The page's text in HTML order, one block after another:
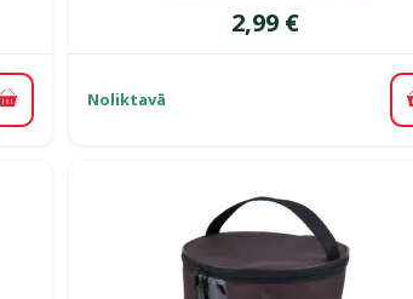
Pievienot grozam
Cena
2,99 €
Noliktavā